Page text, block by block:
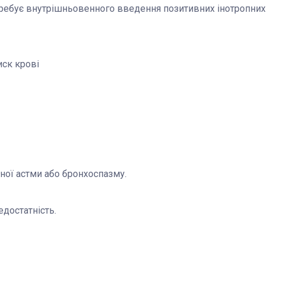
внутрішньовенного введення позитивних інотропних
крові
астми або бронхоспазму.